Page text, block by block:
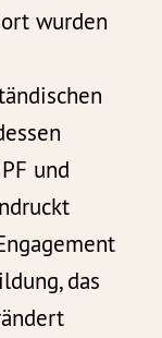
wurden
und
das